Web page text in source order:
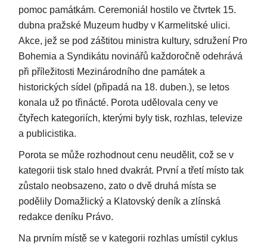
pomoc památkám. Ceremoniál hostilo ve čtvrtek 15.
dubna pražské Muzeum hudby v Karmelitské ulici.
Akce, jež se pod záštitou ministra kultury, sdružení Pro
Bohemia a Syndikátu novinářů každoročně odehrává
při příležitosti Mezinárodního dne památek a
historických sídel (připadá na 18. duben.), se letos
konala už po třinácté. Porota udělovala ceny ve
čtyřech kategoriích, kterými byly tisk, rozhlas, televize
a publicistika.
Porota se může rozhodnout cenu neudělit, což se v
kategorii tisk stalo hned dvakrát. První a třetí místo tak
zůstalo neobsazeno, zato o dvě druhá místa se
podělily Domažlický a Klatovský deník a zlínská
redakce deníku Právo.
Na prvním místě se v kategorii rozhlas umístil cyklus